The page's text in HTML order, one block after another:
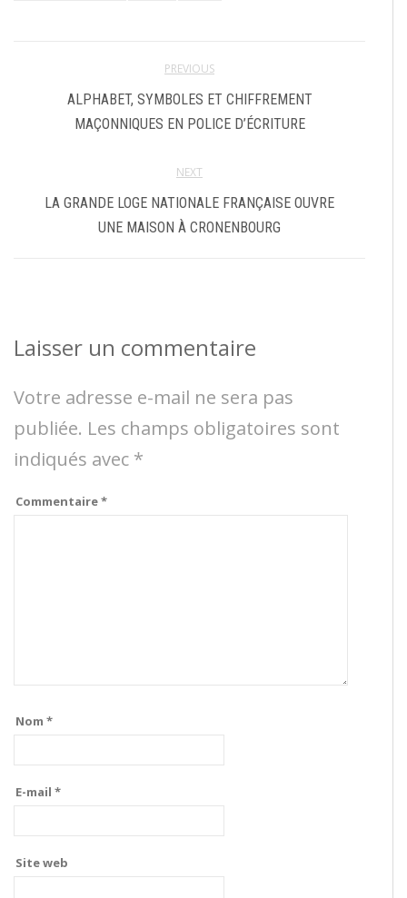
PREVIOUS
ALPHABET, SYMBOLES ET CHIFFREMENT
MAÇONNIQUES EN POLICE D’ÉCRITURE
NEXT
LA GRANDE LOGE NATIONALE FRANÇAISE OUVRE
UNE MAISON À CRONENBOURG
Laisser un commentaire
Votre adresse e-mail ne sera pas
publiée. Les champs obligatoires sont
indiqués avec *
Commentaire*
Nom *
E-mail *
Site web